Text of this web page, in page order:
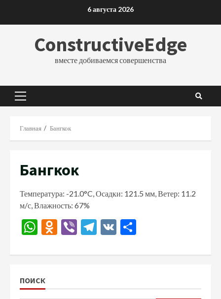
6 августа 2026
ConstructiveEdge
вместе добиваемся совершенства
Основное
Главная Бангкок
Бангкок
Температура: -21.0°C, Осадки: 121.5 мм, Ветер: 11.2
м/с, Влажность: 67%
WhatsApp
Odnoklassniki
ViberTelegram
VK
ПОИСК